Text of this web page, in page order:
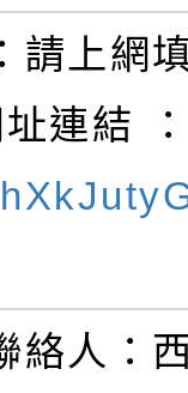
請上網
連結
絡人：